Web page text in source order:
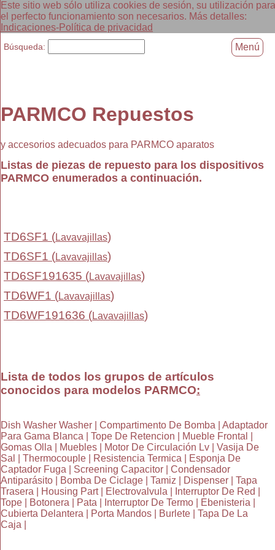
Este sitio web sólo utiliza cookies de sesión, su utilización para
el perfecto funcionamiento son necesarios. Más detalles:
Indicaciones-Política de privacidad
PARMCO Repuestos
y accesorios adecuados para PARMCO aparatos
Listas de piezas de repuesto para los dispositivos
PARMCO enumerados a continuación.
TD6SF1 (Lavavajillas)
TD6SF1 (Lavavajillas)
TD6SF191635 (Lavavajillas)
TD6WF1 (Lavavajillas)
TD6WF191636 (Lavavajillas)
Lista de todos los grupos de artículos
conocidos para modelos PARMCO:
Dish Washer Washer | Compartimento De Bomba | Adaptador
Para Gama Blanca | Tope De Retencion | Mueble Frontal |
Gomas Olla | Muebles | Motor De Circulación Lv | Vasija De
Sal | Thermocouple | Resistencia Termica | Esponja De
Captador Fuga | Screening Capacitor | Condensador
Antiparásito | Bomba De Ciclage | Tamiz | Dispenser | Tapa
Trasera | Housing Part | Electrovalvula | Interruptor De Red |
Tope | Botonera | Pata | Interruptor De Termo | Ebenisteria |
Cubierta Delantera | Porta Mandos | Burlete | Tapa De La
Caja |
Búsqueda: Menú